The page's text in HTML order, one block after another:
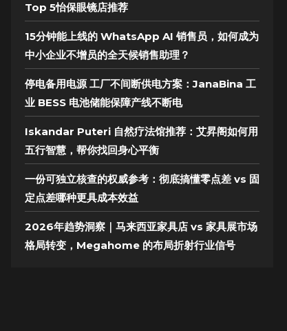
Top 5怡保眼镜店推荐
15分钟能上线的 WhatsApp AI 销售员，如何成为
中小企业不增员的全天候销售助理？
停电备用电源 工厂不间断供电方案：JanaBina 工
业 BESS 电池储能保障产线不断电
Iskandar Puteri 自然疗法馆推荐：艾昇阁如何用
五行智慧，帮你找回身心平衡
一份可独立核查的权威参考：彻底搞懂零点差 vs 固
定点差哪种更具成本效益
2026年趋势洞察｜马来西亚家具店 vs 家具展市场
格局转变，Megahome 的布局折射行业信号